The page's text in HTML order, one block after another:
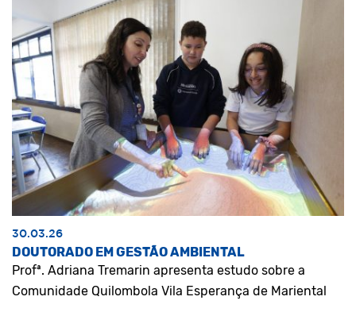
30.03.26
DOUTORADO EM GESTÃO AMBIENTAL
Profª. Adriana Tremarin apresenta estudo sobre a
Comunidade Quilombola Vila Esperança de Mariental